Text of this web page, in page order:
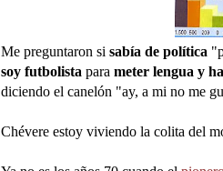
Me preguntaron si sabía de política
soy futbolista para meter lengua y
diciendo el canelón "ay, a mi no me
Chévere estoy viviendo la colita del